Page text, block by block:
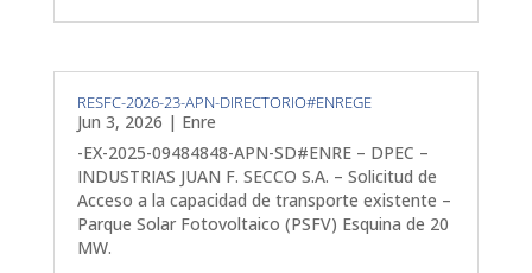
RESFC-2026-23-APN-DIRECTORIO#ENREGE
Jun 3, 2026 | Enre
-EX-2025-09484848-APN-SD#ENRE – DPEC –
INDUSTRIAS JUAN F. SECCO S.A. – Solicitud de
Acceso a la capacidad de transporte existente –
Parque Solar Fotovoltaico (PSFV) Esquina de 20
MW.